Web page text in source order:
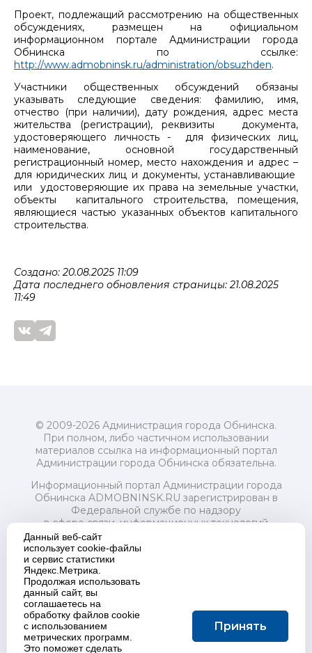
Проект, подлежащий рассмотрению на общественных
обсуждениях, размещен на официальном
информационном портале Администрации города
Обнинска по ссылке:
http://www.admobninsk.ru/administration/obsuzhden.
Участники общественных обсуждений обязаны
указывать следующие сведения: фамилию, имя,
отчество (при наличии), дату рождения, адрес места
жительства (регистрации), реквизиты документа,
удостоверяющего личность - для физических лиц,
наименование, основной государственный
регистрационный номер, место нахождения и адрес –
для юридических лиц и документы, устанавливающие
или удостоверяющие их права на земельные участки,
объекты капитального строительства, помещения,
являющиеся частью указанных объектов капитального
строительства.
Создано: 20.08.2025 11:09
Дата последнего обновления страницы: 21.08.2025
11:49
© 2009-2026 Администрация города Обнинска.
При полном, либо частичном использовании
материалов ссылка на информационный портал
Администрации города Обнинска обязательна.
Информационный портал Администрации города
Обнинска ADMOBNINSK.RU зарегистрирован в
Федеральной службе по надзору
в сфере связи, информационных технологий
и массовых коммуникаций (Роскомнадзор) 24 июля
2018 года.
Свидетельство о регистрации Эл № ФС77-73321
Учредитель: Администрация (исполнительно-
распорядительный орган) городского округа "Город
Обнинск". Главный редактор: Байкова Е.А.
Адрес электронной почты Редакции:
redactor@admobninsk.ru
Телефон Редакции: +7 (484) 395-85-85
Данный веб-сайт
использует cookie-файлы
и сервис статистики
Яндекс.Метрика.
Продолжая использовать
данный сайт, вы
соглашаетесь на
обработку файлов cookie
с использованием
метрических программ.
Это поможет сделать
Принять